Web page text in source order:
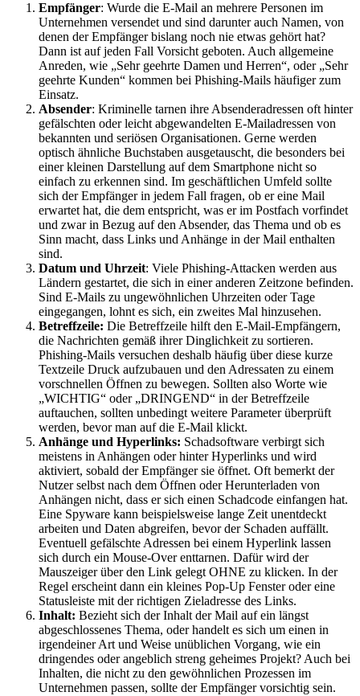
Empfänger: Wurde die E-Mail an mehrere Personen im
Unternehmen versendet und sind darunter auch Namen, von
denen der Empfänger bislang noch nie etwas gehört hat?
Dann ist auf jeden Fall Vorsicht geboten. Auch allgemeine
Anreden, wie „Sehr geehrte Damen und Herren“, oder „Sehr
geehrte Kunden“ kommen bei Phishing-Mails häufiger zum
Einsatz.
Absender: Kriminelle tarnen ihre Absenderadressen oft hinter
gefälschten oder leicht abgewandelten E-Mailadressen von
bekannten und seriösen Organisationen. Gerne werden
optisch ähnliche Buchstaben ausgetauscht, die besonders bei
einer kleinen Darstellung auf dem Smartphone nicht so
einfach zu erkennen sind. Im geschäftlichen Umfeld sollte
sich der Empfänger in jedem Fall fragen, ob er eine Mail
erwartet hat, die dem entspricht, was er im Postfach vorfindet
und zwar in Bezug auf den Absender, das Thema und ob es
Sinn macht, dass Links und Anhänge in der Mail enthalten
sind.
Datum und Uhrzeit: Viele Phishing-Attacken werden aus
Ländern gestartet, die sich in einer anderen Zeitzone befinden.
Sind E-Mails zu ungewöhnlichen Uhrzeiten oder Tage
eingegangen, lohnt es sich, ein zweites Mal hinzusehen.
Betreffzeile: Die Betreffzeile hilft den E-Mail-Empfängern,
die Nachrichten gemäß ihrer Dinglichkeit zu sortieren.
Phishing-Mails versuchen deshalb häufig über diese kurze
Textzeile Druck aufzubauen und den Adressaten zu einem
vorschnellen Öffnen zu bewegen. Sollten also Worte wie
„WICHTIG“ oder „DRINGEND“ in der Betreffzeile
auftauchen, sollten unbedingt weitere Parameter überprüft
werden, bevor man auf die E-Mail klickt.
Anhänge und Hyperlinks: Schadsoftware verbirgt sich
meistens in Anhängen oder hinter Hyperlinks und wird
aktiviert, sobald der Empfänger sie öffnet. Oft bemerkt der
Nutzer selbst nach dem Öffnen oder Herunterladen von
Anhängen nicht, dass er sich einen Schadcode einfangen hat.
Eine Spyware kann beispielsweise lange Zeit unentdeckt
arbeiten und Daten abgreifen, bevor der Schaden auffällt.
Eventuell gefälschte Adressen bei einem Hyperlink lassen
sich durch ein Mouse-Over enttarnen. Dafür wird der
Mauszeiger über den Link gelegt OHNE zu klicken. In der
Regel erscheint dann ein kleines Pop-Up Fenster oder eine
Statusleiste mit der richtigen Zieladresse des Links.
Inhalt: Bezieht sich der Inhalt der Mail auf ein längst
abgeschlossenes Thema, oder handelt es sich um einen in
irgendeiner Art und Weise unüblichen Vorgang, wie ein
dringendes oder angeblich streng geheimes Projekt? Auch bei
Inhalten, die nicht zu den gewöhnlichen Prozessen im
Unternehmen passen, sollte der Empfänger vorsichtig sein.